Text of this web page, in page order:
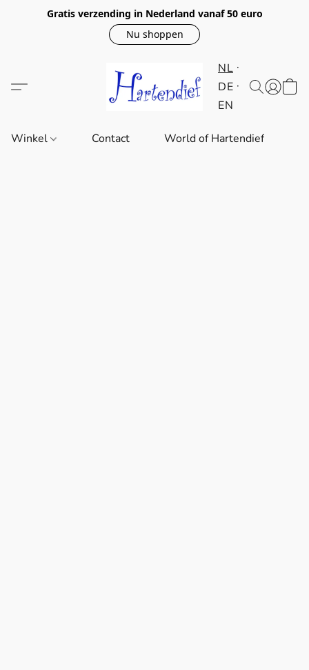
Gratis verzending in Nederland vanaf 50 euro
Nu shoppen
NL
DE
EN
Winkel Contact World of Hartendief